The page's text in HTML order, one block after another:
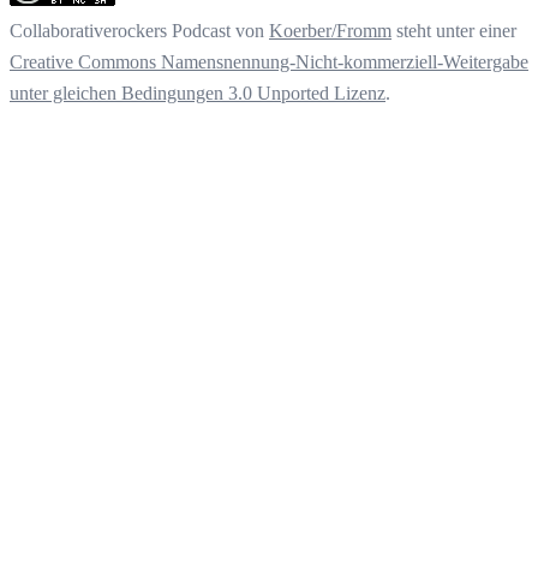
Collaborativerockers Podcast von Koerber/Fromm steht unter einer
Creative Commons Namensnennung-Nicht-kommerziell-Weitergabe
unter gleichen Bedingungen 3.0 Unported Lizenz.